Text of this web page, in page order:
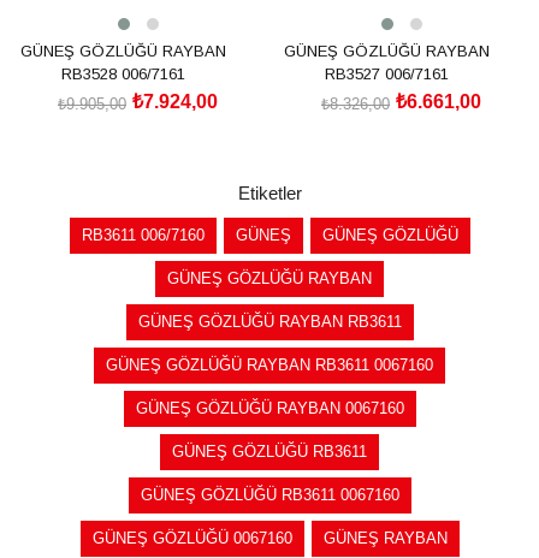
GÜNEŞ GÖZLÜĞÜ RAYBAN
RB3528 006/7161
₺7.924,00
₺9.905,00
GÜNEŞ GÖZLÜĞÜ RAYBAN
RB3527 006/7161
₺6.661,00
₺8.326,00
Etiketler
RB3611 006/7160 GÜNEŞ GÜNEŞ GÖZLÜĞÜ
GÜNEŞ GÖZLÜĞÜ RAYBAN
GÜNEŞ GÖZLÜĞÜ RAYBAN RB3611
GÜNEŞ GÖZLÜĞÜ RAYBAN RB3611 0067160
GÜNEŞ GÖZLÜĞÜ RAYBAN 0067160
GÜNEŞ GÖZLÜĞÜ RB3611
GÜNEŞ GÖZLÜĞÜ RB3611 0067160
GÜNEŞ GÖZLÜĞÜ 0067160 GÜNEŞ RAYBAN